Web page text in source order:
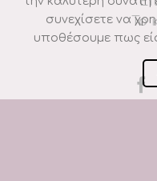
Το
συνεχίσετε να
υποθέσουμε πως